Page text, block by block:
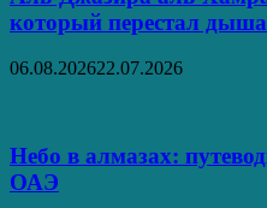
который перестал
06.08.202622.07.2026
Небо в алмазах:
ОАЭ